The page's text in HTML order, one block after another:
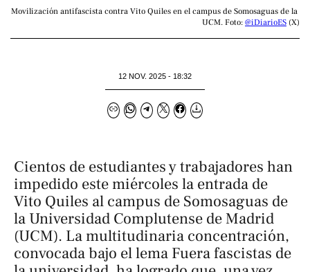
Movilización antifascista contra Vito Quiles en el campus de Somosaguas de la
UCM. Foto: @iDiarioES (X)
12 NOV. 2025 - 18:32
Cientos de estudiantes y trabajadores han
impedido este miércoles la entrada de
Vito Quiles al campus de Somosaguas de
la Universidad Complutense de Madrid
(UCM). La multitudinaria concentración,
convocada bajo el lema Fuera fascistas de